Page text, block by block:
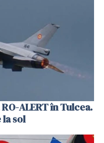
ALERT în Tulcea.
sol